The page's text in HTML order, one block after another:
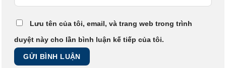
Lưu tên của tôi, email, và trang web trong trình
duyệt này cho lần bình luận kế tiếp của tôi.